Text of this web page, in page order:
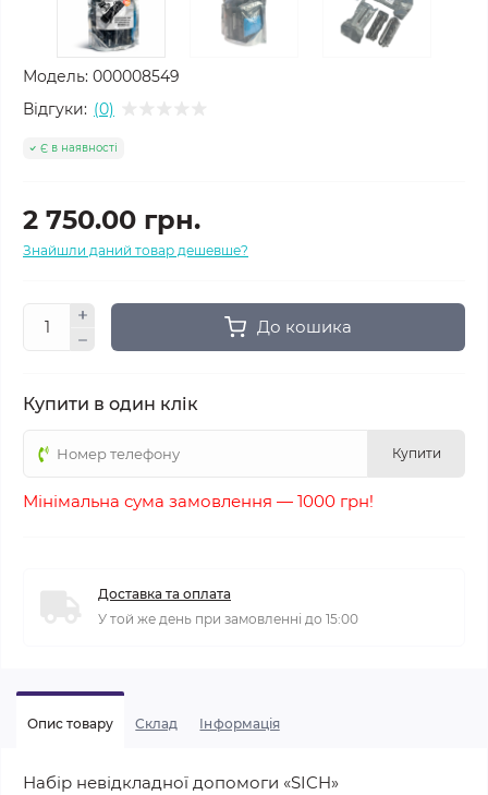
Модель: 000008549
Відгуки: (0)
Є в наявності
2 750.00 грн.
Знайшли даний товар дешевше?
До кошика
Купити в один клік
Купити
Мінімальна сума замовлення — 1000 грн!
Доставка та оплата
У той же день при замовленні до 15:00
Опис товару Склад Iнформація
Набір невідкладної допомоги «SICH»